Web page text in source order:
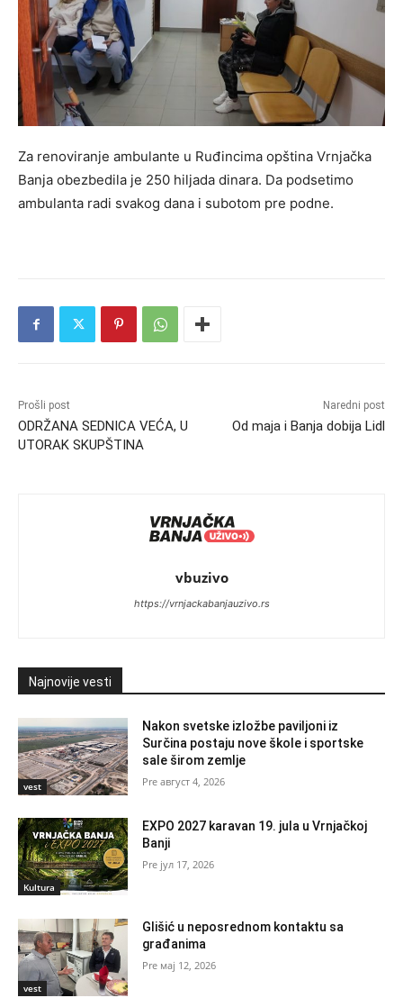
Za renoviranje ambulante u Ruđincima opština Vrnjačka
Banja obezbedila je 250 hiljada dinara. Da podsetimo
ambulanta radi svakog dana i subotom pre podne.
Prošli post
ODRŽANA SEDNICA VEĆA, U
UTORAK SKUPŠTINA
Naredni post
Od maja i Banja dobija Lidl
vbuzivo
https://vrnjackabanjauzivo.rs
Najnovije vesti
vest
Nakon svetske izložbe paviljoni iz
Surčina postaju nove škole i sportske
sale širom zemlje
август 4, 2026
Kultura
EXPO 2027 karavan 19. jula u Vrnjačkoj
Banji
јул 17, 2026
vest
Glišić u neposrednom kontaktu sa
građanima
мај 12, 2026